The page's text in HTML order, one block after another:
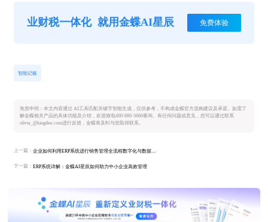
业财税一体化 就用金蝶AI星辰 免费体验
智能记账
免责申明：本文内容通过 AI工具匹配关键字智能生成，仅供参考，不构成金蝶官方选购建议及承诺。如需了
解金蝶相关产品的具体功能及介绍，欢迎致电400-880-5666垂询。有任何问题或意见，您可以通过联系
olivia_@kingdee.com进行反馈，金蝶将及时与您取得联系。
上一篇： 企业如何利用ERP系统进行销售管理全流程数字化与数据驱动
下一篇：ERP系统详解：金蝶AI星辰如何助力中小企业高效管理